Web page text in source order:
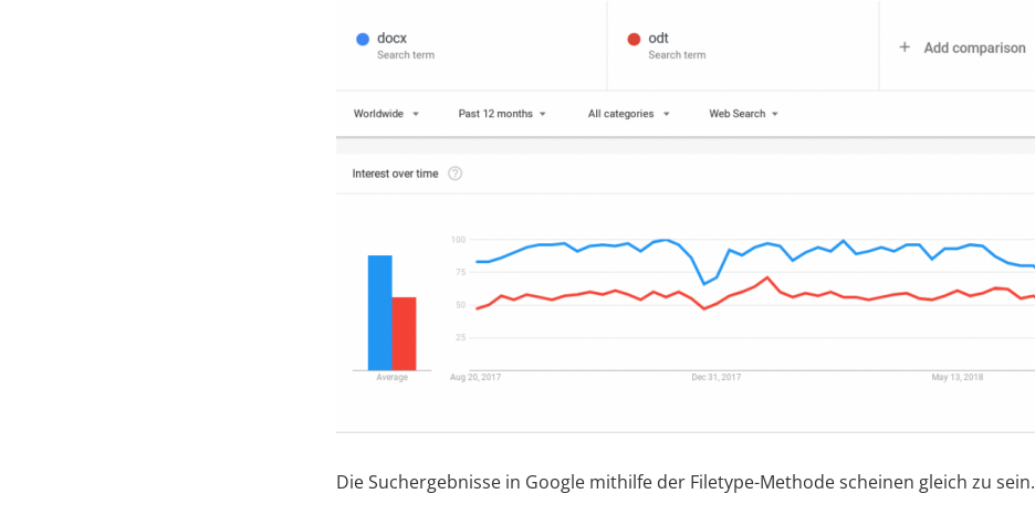
Die Suchergebnisse in Google mithilfe der Filetype-Methode scheinen gleich zu sein.